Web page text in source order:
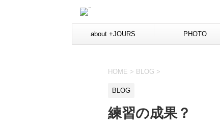
about +JOURS PHOTO
HOME > BLOG >
BLOG
練習の成果？